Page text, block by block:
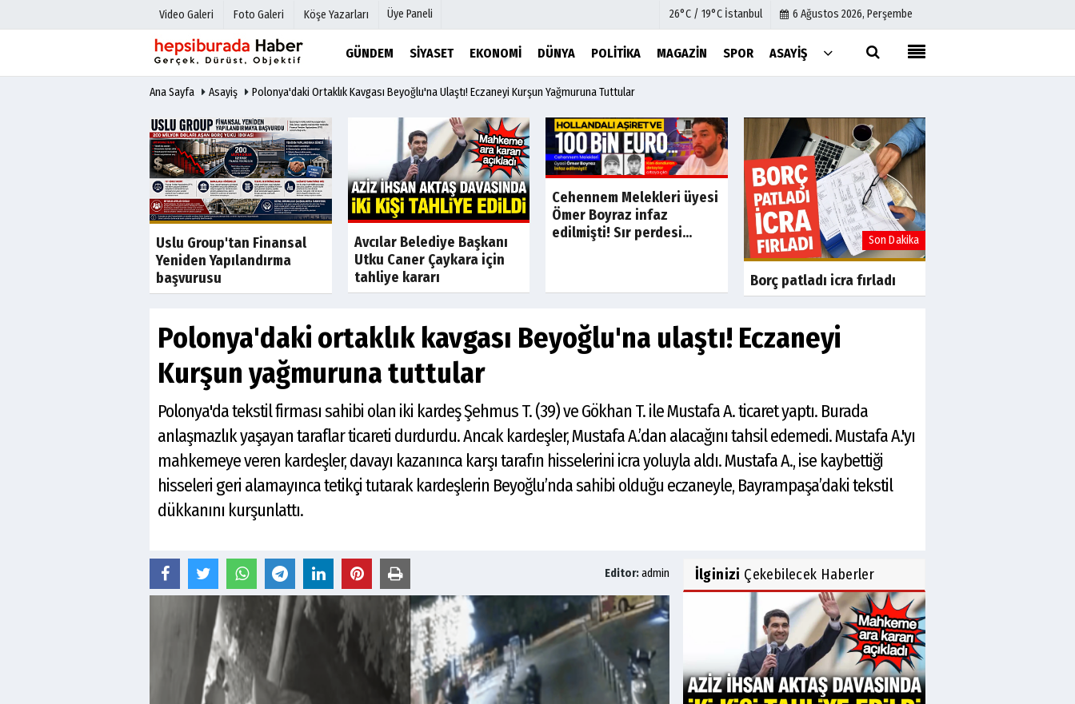
Video Galeri Foto Galeri Köşe Yazarları Üye Paneli 26°C / 19°C İstanbul 6 Ağustos 2026, Perşembe
GÜNDEM SIYASET EKONOMI DÜNYA POLITIKA MAGAZIN SPOR ASAYIŞ
Hava Durumu
Gazete Manşetleri
Anketler
Biyografiler
Köşe Yazarları
Video Galeri
Foto Galeri
Etkinlikler
İletişim
Çerez Politikası
Gizlilik İlkeleri
Ana Sayfa Asayiş Polonya'daki Ortaklık Kavgası Beyoğlu'na Ulaştı! Eczaneyi Kurşun Yağmuruna Tuttular
Son Dakika
Uslu Group'tan Finansal
Yeniden Yapılandırma
başvurusu
Son Dakika
Avcılar Belediye Başkanı
Utku Caner Çaykara için
tahliye kararı
Son Dakika
Cehennem Melekleri üyesi
Ömer Boyraz infaz
edilmişti! Sır perdesi...
Son Dakika
Borç patladı icra fırladı
Polonya'daki ortaklık kavgası Beyoğlu'na ulaştı! Eczaneyi
Kurşun yağmuruna tuttular
Polonya'da tekstil firması sahibi olan iki kardeş Şehmus T. (39) ve Gökhan T. ile Mustafa A. ticaret yaptı. Burada
anlaşmazlık yaşayan taraflar ticareti durdurdu. Ancak kardeşler, Mustafa A.’dan alacağını tahsil edemedi. Mustafa A.'yı
mahkemeye veren kardeşler, davayı kazanınca karşı tarafın hisselerini icra yoluyla aldı. Mustafa A., ise kaybettiği
hisseleri geri alamayınca tetikçi tutarak kardeşlerin Beyoğlu’nda sahibi olduğu eczaneyle, Bayrampaşa’daki tekstil
dükkanını kurşunlattı.
Editor:admin İlginizi Çekebilecek Haberler